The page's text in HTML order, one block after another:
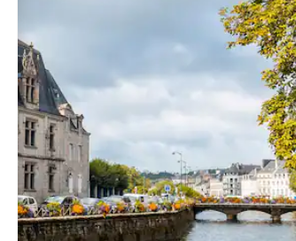
haut et vers le bas pour les parcourir ou en